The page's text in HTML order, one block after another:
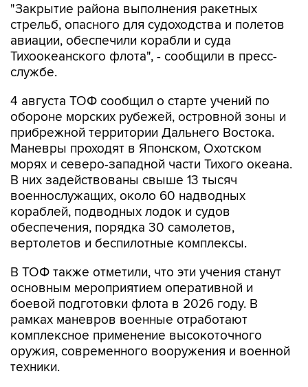
"Закрытие района выполнения ракетных
стрельб, опасного для судоходства и полетов
авиации, обеспечили корабли и суда
Тихоокеанского флота", - сообщили в пресс-
службе.
4 августа ТОФ сообщил о старте учений по
обороне морских рубежей, островной зоны и
прибрежной территории Дальнего Востока.
Маневры проходят в Японском, Охотском
морях и северо-западной части Тихого океана.
В них задействованы свыше 13 тысяч
военнослужащих, около 60 надводных
кораблей, подводных лодок и судов
обеспечения, порядка 30 самолетов,
вертолетов и беспилотные комплексы.
В ТОФ также отметили, что эти учения станут
основным мероприятием оперативной и
боевой подготовки флота в 2026 году. В
рамках маневров военные отработают
комплексное применение высокоточного
оружия, современного вооружения и военной
техники.